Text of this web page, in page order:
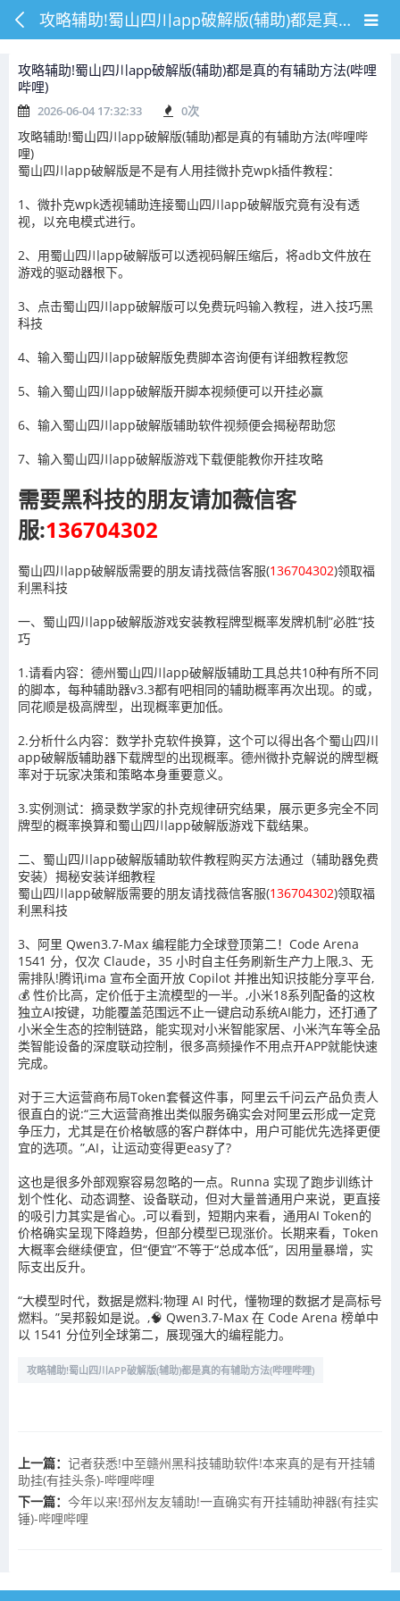
攻略辅助!蜀山四川app破解版(辅助)都是真的有辅助方法(哔哩哔哩)
攻略辅助!蜀山四川app破解版(辅助)都是真的有辅助方法(哔哩
哔哩)
2026-06-04 17:32:33 0次
攻略辅助!蜀山四川app破解版(辅助)都是真的有辅助方法(哔哩哔
哩)
蜀山四川app破解版是不是有人用挂微扑克wpk插件教程：
1、微扑克wpk透视辅助连接蜀山四川app破解版究竟有没有透
视，以充电模式进行。
2、用蜀山四川app破解版可以透视码解压缩后，将adb文件放在
游戏的驱动器根下。
3、点击蜀山四川app破解版可以免费玩吗输入教程，进入技巧黑
科技
4、输入蜀山四川app破解版免费脚本咨询便有详细教程教您
5、输入蜀山四川app破解版开脚本视频便可以开挂必赢
6、输入蜀山四川app破解版辅助软件视频便会揭秘帮助您
7、输入蜀山四川app破解版游戏下载便能教你开挂攻略
需要黑科技的朋友请加薇信客
服:136704302
蜀山四川app破解版需要的朋友请找薇信客服(136704302)领取福
利黑科技
一、蜀山四川app破解版游戏安装教程牌型概率发牌机制”必胜“技
巧
1.请看内容：德州蜀山四川app破解版辅助工具总共10种有所不同
的脚本，每种辅助器v3.3都有吧相同的辅助概率再次出现。的或，
同花顺是极高牌型，出现概率更加低。
2.分析什么内容：数学扑克软件换算，这个可以得出各个蜀山四川
app破解版辅助器下载牌型的出现概率。德州微扑克解说的牌型概
率对于玩家决策和策略本身重要意义。
3.实例测试：摘录数学家的扑克规律研究结果，展示更多完全不同
牌型的概率换算和蜀山四川app破解版游戏下载结果。
二、蜀山四川app破解版辅助软件教程购买方法通过（辅助器免费
安装）揭秘安装详细教程
蜀山四川app破解版需要的朋友请找薇信客服(136704302)领取福
利黑科技
3、阿里 Qwen3.7-Max 编程能力全球登顶第二！Code Arena
1541 分，仅次 Claude，35 小时自主任务刷新生产力上限,3、无
需排队!腾讯ima 宣布全面开放 Copilot 并推出知识技能分享平台,
💰 性价比高，定价低于主流模型的一半。,小米18系列配备的这枚
独立AI按键，功能覆盖范围远不止一键启动系统AI能力，还打通了
小米全生态的控制链路，能实现对小米智能家居、小米汽车等全品
类智能设备的深度联动控制，很多高频操作不用点开APP就能快速
完成。
对于三大运营商布局Token套餐这件事，阿里云千问云产品负责人
很直白的说:“三大运营商推出类似服务确实会对阿里云形成一定竞
争压力，尤其是在价格敏感的客户群体中，用户可能优先选择更便
宜的选项。”,AI，让运动变得更easy了?
这也是很多外部观察容易忽略的一点。Runna 实现了跑步训练计
划个性化、动态调整、设备联动，但对大量普通用户来说，更直接
的吸引力其实是省心。,可以看到，短期内来看，通用AI Token的
价格确实呈现下降趋势，但部分模型已现涨价。长期来看，Token
大概率会继续便宜，但“便宜”不等于“总成本低”，因用量暴增，实
际支出反升。‌‌
“大模型时代，数据是燃料;物理 AI 时代，懂物理的数据才是高标号
燃料。”吴邦毅如是说。,🧠 Qwen3.7-Max 在 Code Arena 榜单中
以 1541 分位列全球第二，展现强大的编程能力。
攻略辅助!蜀山四川APP破解版(辅助)都是真的有辅助方法(哔哩哔哩)
上一篇： 记者获悉!中至赣州黑科技辅助软件!本来真的是有开挂辅
助挂(有挂头条)-哔哩哔哩
下一篇： 今年以来!邳州友友辅助!一直确实有开挂辅助神器(有挂实
锤)-哔哩哔哩